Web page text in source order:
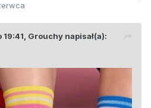
Grouchy napisał(a):